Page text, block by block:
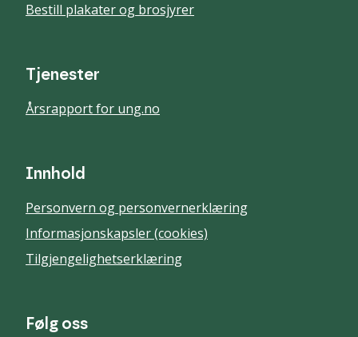
Bestill plakater og brosjyrer
Tjenester
Årsrapport for ung.no
Innhold
Personvern og personvernerklæring
Informasjonskapsler (cookies)
Tilgjengelighetserklæring
Følg oss